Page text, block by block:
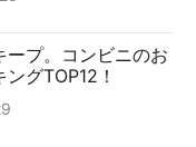
ープ。コンビニのお
グTOP12！